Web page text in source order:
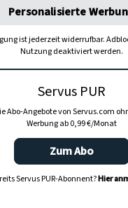
kurzem
Nun, da ihr
Oma keine
ich in ihrer kleinen
Zwiebeln
zu verlieren; dass
Butter anbraten
entfalten;
Personalisierte
ist jederzeit widerrufbar.
Nutzung deaktiviert werden.
Servus PUR
Abo-Angebote von Servus.com
Werbung ab 0,99 €/Monat
Zum Abo
Servus PUR-Abonnent?Hier